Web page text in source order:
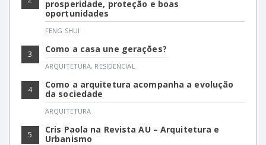
prosperidade, proteção e boas
oportunidades
FENG SHUI
3 Como a casa une gerações?
ARQUITETURA, RESIDENCIAL
4
Como a arquitetura acompanha a evolução
da sociedade
ARQUITETURA
5
Cris Paola na Revista AU – Arquitetura e
Urbanismo